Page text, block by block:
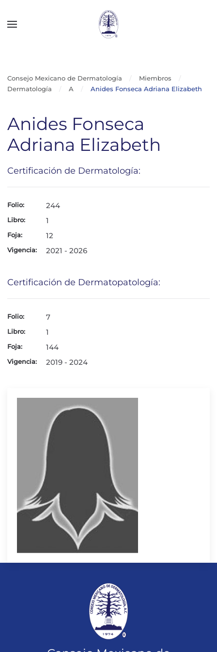
Consejo Mexicano de Dermatología
Miembros
Dermatología
A Anides Fonseca Adriana Elizabeth
Anides Fonseca
Adriana Elizabeth
Certificación de Dermatología:
Folio: 244
Libro: 1
Foja: 12
Vigencia: 2021 - 2026
Certificación de Dermatopatología:
Folio: 7
Libro: 1
Foja: 144
Vigencia: 2019 - 2024